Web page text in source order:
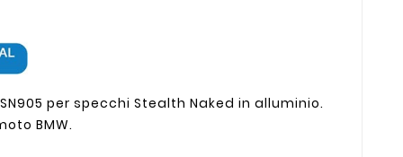
per specchi Stealth Naked in alluminio.
BMW.